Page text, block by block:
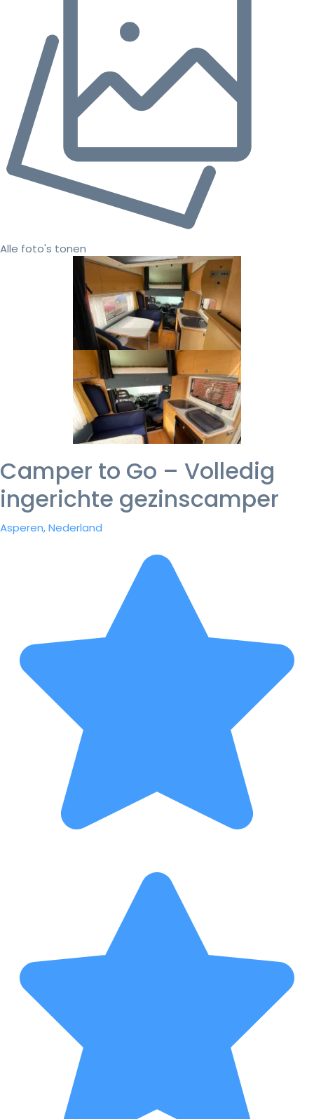
Alle foto's tonen
Camper to Go – Volledig
ingerichte gezinscamper
Asperen, Nederland